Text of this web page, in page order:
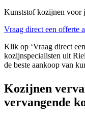
Kunststof kozijnen voor
Vraag direct een offerte
Klik op ‘Vraag direct
kozijnspecialisten uit
de beste aankoop van
Kozijnen
vervangende